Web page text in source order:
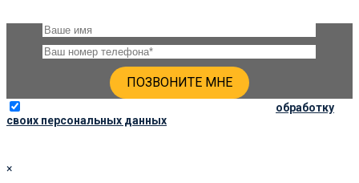
обработку
своих персональных данных
×